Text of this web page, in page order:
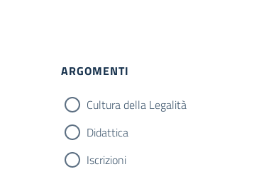
ARGOMENTI
Cultura della Legalità
Didattica
Iscrizioni